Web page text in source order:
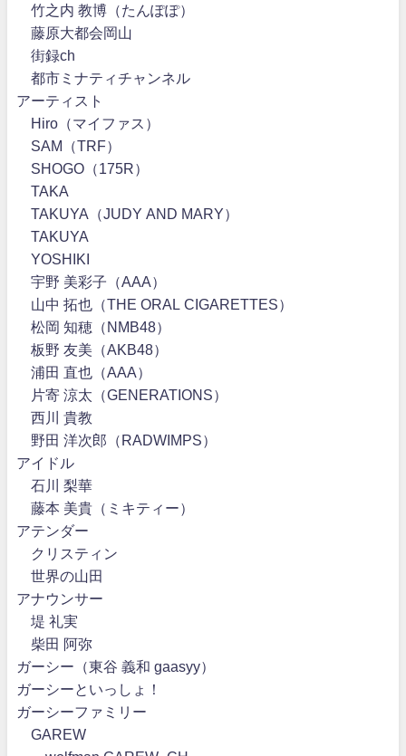
竹之内 教博（たんぽぽ）
藤原大都会岡山
街録ch
都市ミナティチャンネル
アーティスト
Hiro（マイファス）
SAM（TRF）
SHOGO（175R）
TAKA
TAKUYA（JUDY AND MARY）
TAKUYA∞
YOSHIKI
宇野 美彩子（AAA）
山中 拓也（THE ORAL CIGARETTES）
松岡 知穂（NMB48）
板野 友美（AKB48）
浦田 直也（AAA）
片寄 涼太（GENERATIONS）
西川 貴教
野田 洋次郎（RADWIMPS）
アイドル
石川 梨華
藤本 美貴（ミキティー）
アテンダー
クリスティン
世界の山田
アナウンサー
堤 礼実
柴田 阿弥
ガーシー（東谷 義和 gaasyy）
ガーシーといっしょ！
ガーシーファミリー
GAREW